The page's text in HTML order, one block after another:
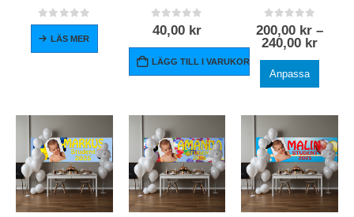
0out of 5
LÄS MER
0out of 5
40,00 kr
LÄGG TILL I VARUKORG
0out of 5
200,00 kr –
240,00 kr
Anpassa